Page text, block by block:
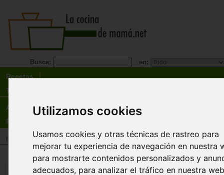
Utilizamos cookies
Usamos cookies y otras técnicas de rastreo para
mejorar tu experiencia de navegación en nuestra
para mostrarte contenidos personalizados y
adecuados, para analizar el tráfico en nuestra
Busca: en:
Recetas
Tienda
Actualidad
Registro
Tienda >Libros > Especialidades > Alimentación infantil
Intolerancia al gluten: celiaquía.